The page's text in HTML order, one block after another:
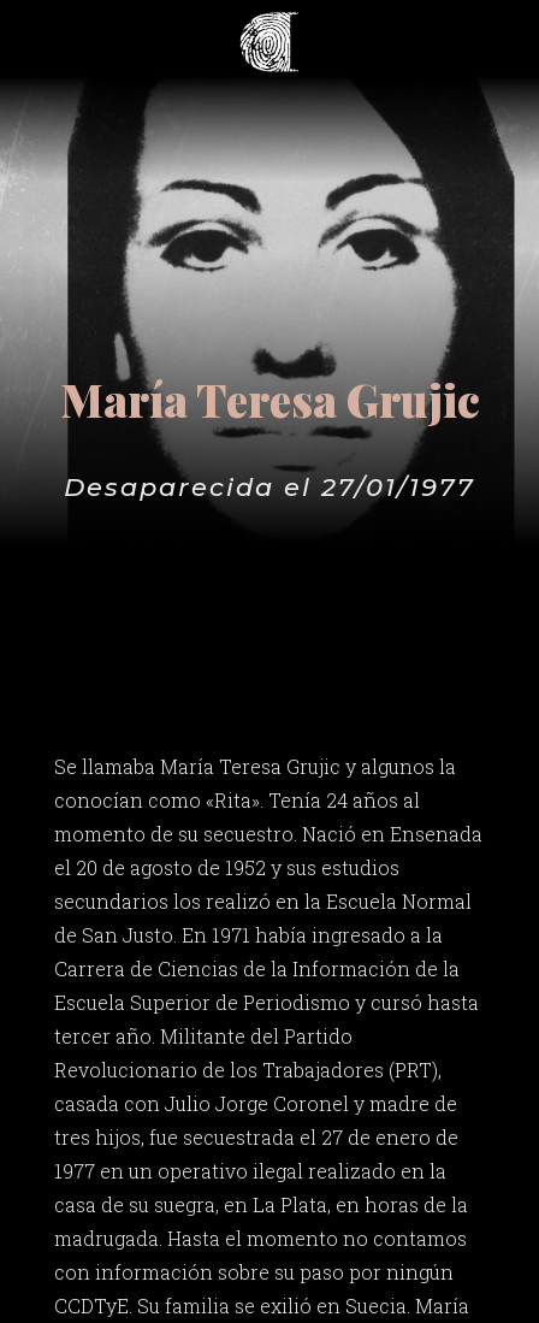
María Teresa Grujic
Desaparecida el 27/01/1977
Se llamaba María Teresa Grujic y algunos la
conocían como «Rita». Tenía 24 años al
momento de su secuestro. Nació en Ensenada
el 20 de agosto de 1952 y sus estudios
secundarios los realizó en la Escuela Normal
de San Justo. En 1971 había ingresado a la
Carrera de Ciencias de la Información de la
Escuela Superior de Periodismo y cursó hasta
tercer año. Militante del Partido
Revolucionario de los Trabajadores (PRT),
casada con Julio Jorge Coronel y madre de
tres hijos, fue secuestrada el 27 de enero de
1977 en un operativo ilegal realizado en la
casa de su suegra, en La Plata, en horas de la
madrugada. Hasta el momento no contamos
con información sobre su paso por ningún
CCDTyE. Su familia se exilió en Suecia. María